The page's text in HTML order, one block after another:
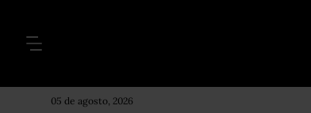
05 de agosto, 2026